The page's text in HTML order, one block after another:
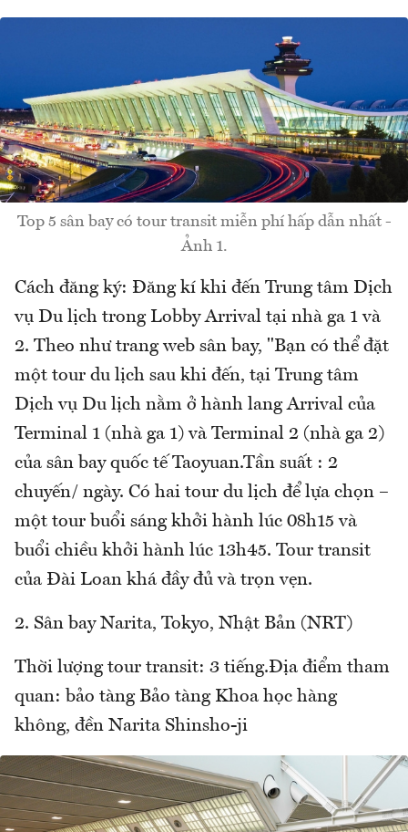
Top 5 sân bay có tour transit miễn phí hấp dẫn nhất -
Ảnh 1.
Cách đăng ký: Đăng kí khi đến Trung tâm Dịch
vụ Du lịch trong Lobby Arrival tại nhà ga 1 và
2. Theo như trang web sân bay, "Bạn có thể đặt
một tour du lịch sau khi đến, tại Trung tâm
Dịch vụ Du lịch nằm ở hành lang Arrival của
Terminal 1 (nhà ga 1) và Terminal 2 (nhà ga 2)
của sân bay quốc tế Taoyuan.Tần suất : 2
chuyến/ ngày. Có hai tour du lịch để lựa chọn –
một tour buổi sáng khởi hành lúc 08h15 và
buổi chiều khởi hành lúc 13h45. Tour transit
của Đài Loan khá đầy đủ và trọn vẹn.
2. Sân bay Narita, Tokyo, Nhật Bản (NRT)
Thời lượng tour transit: 3 tiếng.Địa điểm tham
quan: bảo tàng Bảo tàng Khoa học hàng
không, đền Narita Shinsho-ji